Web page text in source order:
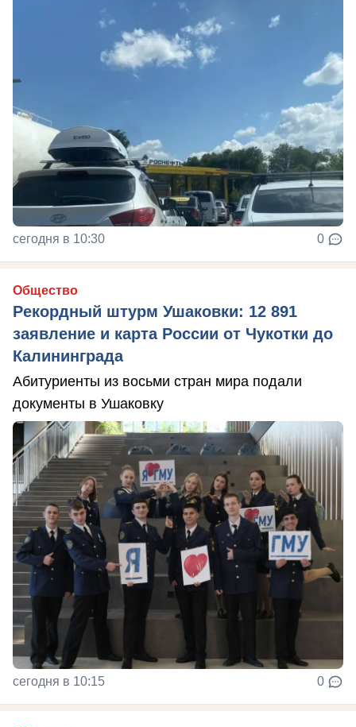
сегодня в 10:30 0
Общество
Рекордный штурм Ушаковки: 12 891
заявление и карта России от Чукотки до
Калининграда
Абитуриенты из восьми стран мира подали
документы в Ушаковку
сегодня в 10:15 0